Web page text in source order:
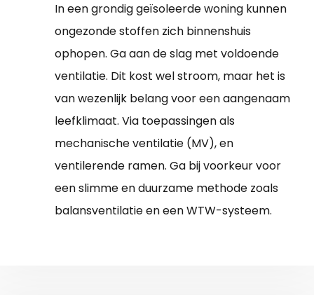
In een grondig geïsoleerde woning kunnen
ongezonde stoffen zich binnenshuis
ophopen. Ga aan de slag met voldoende
ventilatie. Dit kost wel stroom, maar het is
van wezenlijk belang voor een aangenaam
leefklimaat. Via toepassingen als
mechanische ventilatie (MV), en
ventilerende ramen. Ga bij voorkeur voor
een slimme en duurzame methode zoals
balansventilatie en een WTW-systeem.